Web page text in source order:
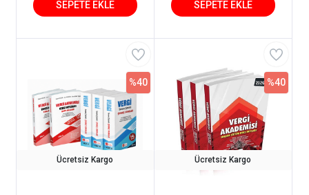
Ücretsiz Kargo
%40
Ücretsiz Kargo
%40